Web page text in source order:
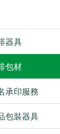
器具
包材
承印服務
包裝器具